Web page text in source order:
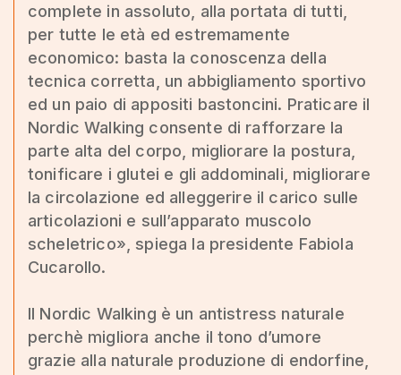
complete in assoluto, alla portata di tutti,
per tutte le età ed estremamente
economico: basta la conoscenza della
tecnica corretta, un abbigliamento sportivo
ed un paio di appositi bastoncini. Praticare il
Nordic Walking consente di rafforzare la
parte alta del corpo, migliorare la postura,
tonificare i glutei e gli addominali, migliorare
la circolazione ed alleggerire il carico sulle
articolazioni e sull’apparato muscolo
scheletrico», spiega la presidente Fabiola
Cucarollo.
Il Nordic Walking è un antistress naturale
perchè migliora anche il tono d’umore
grazie alla naturale produzione di endorfine,